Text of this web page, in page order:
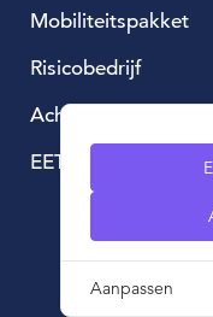
Mobiliteitspakket
Risicobedrijf
Achtergestelde
EETS, European
Aanpassen